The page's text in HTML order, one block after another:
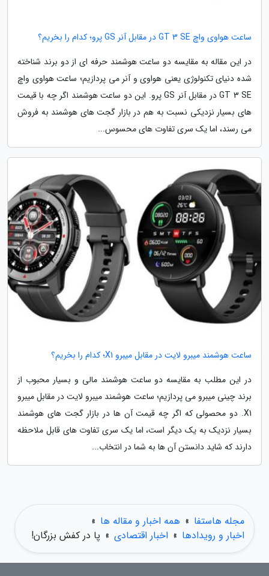
ساعت هواوی واچ GT 3 SE در مقابل آنر GS پرو؛ کدام را بخریم؟
در این مقاله به مقایسه دو ساعت هوشمند حرفه ای از دو برند شناخته
شده دنیای تکنولوژی یعنی هواوی و آنر می پردازیم؛ ساعت هواوی واچ
GT 3 SE در مقابل آنر GS پرو. این دو ساعت هوشمند اگر چه با قیمت
های بسیار نزدیکی نسبت به هم در بازار گجت های هوشمند به فروش
می رسند، اما یک سری تفاوت های محسوس...
ساعت هوشمند میبرو لایت در مقابل میبرو X1؛ کدام را بخریم؟
در این مطلب به مقایسه دو ساعت هوشمند مالی و بسیار محبوب از
برند چینی میبرو می پردازیم؛ ساعت هوشمند میبرو لایت در مقابل میبرو
X1. دو محصولی که اگر چه قیمت آن ها در بازار گجت های هوشمند
بسیار نزدیک به یک دیگر است، اما یک سری تفاوت های قابل ملاحظه
دارند که شاید دانستن آن ها به شما در انتخاب...
مجله هاستفا » همه اخبار و مقاله ها »
اخبار و رویدادها » اخبار اقتصادی » پا در کفش بزرگان!